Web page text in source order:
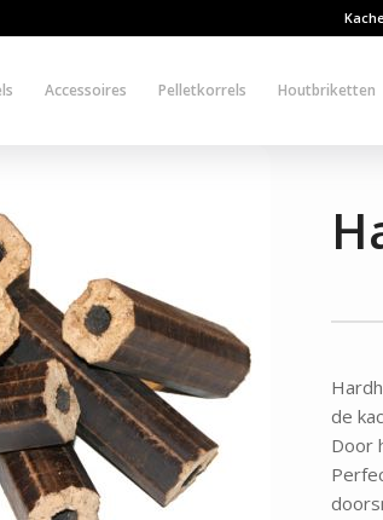
Accessoires Pelletkorrels Houtbriketten
de
Door